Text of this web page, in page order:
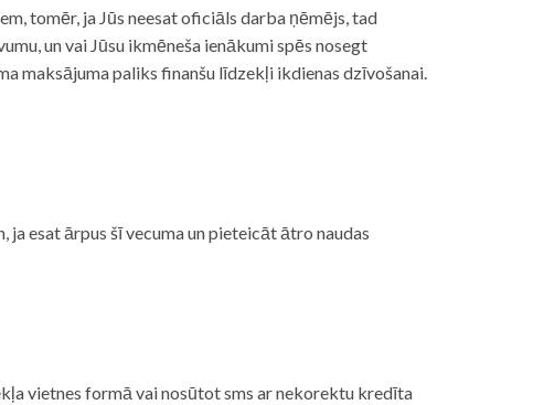
tomēr, ja Jūs neesat oficiāls darba ņēmējs, tad
un vai Jūsu ikmēneša ienākumi spēs nosegt
maksājuma paliks finanšu līdzekļi ikdienas dzīvošanai.
esat ārpus šī vecuma un pieteicāt ātro naudas
vietnes formā vai nosūtot sms ar nekorektu kredīta